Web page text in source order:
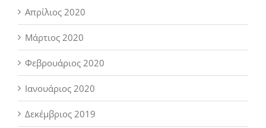
Απρίλιος 2020
Μάρτιος 2020
Φεβρουάριος 2020
Ιανουάριος 2020
Δεκέμβριος 2019